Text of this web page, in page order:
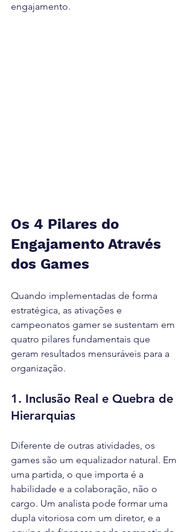
engajamento.
Os 4 Pilares do
Engajamento Através
dos Games
Quando implementadas de forma
estratégica, as ativações e
campeonatos gamer se sustentam em
quatro pilares fundamentais que
geram resultados mensuráveis para a
organização.
1. Inclusão Real e Quebra de
Hierarquias
Diferente de outras atividades, os
games são um equalizador natural. Em
uma partida, o que importa é a
habilidade e a colaboração, não o
cargo. Um analista pode formar uma
dupla vitoriosa com um diretor, e a